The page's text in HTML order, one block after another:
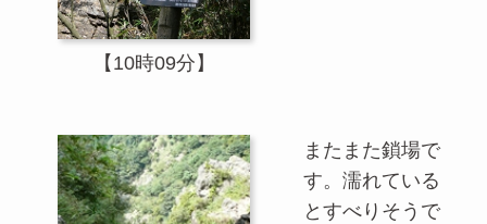
【10時09分】
またまた鎖場で
す。濡れている
とすべりそうで